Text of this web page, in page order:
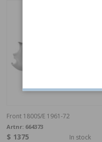
Front 1800S/E 1961-72
Artnr: 664373
$ 1375 In stock